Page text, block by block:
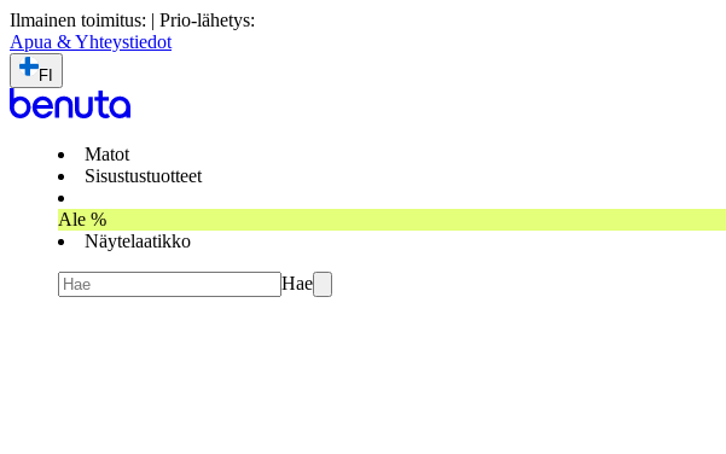
Ilmainen toimitus: | Prio-lähetys:
Apua & Yhteystiedot
FI
Matot
Sisustustuotteet
Ale %
Näytelaatikko
Hae